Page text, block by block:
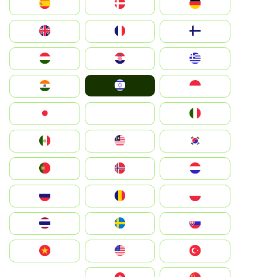
Deutschland
Denmark
United Kingdom
Hrvatska
Magyarország
Indonesia
South Korea
Nederland
Portugal
România
Slovensko
United States
Vietnam